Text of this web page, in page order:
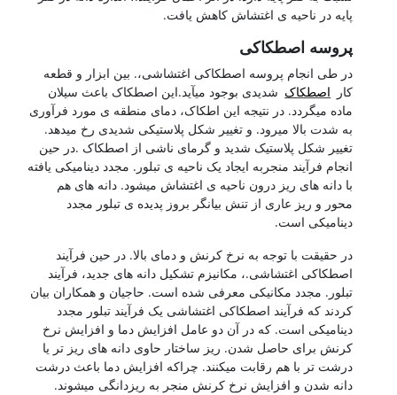
پایه در ناحیه ی اغتشاش کاهش یافت.
پروسه اصطکاکی
در طی انجام پروسه اصطکاکی اغتشاشی،. بین ابزار و قطعه
کار
اصطکاک شدیدی بوجود میآید.این اصطکاک باعث سیلان
ماده میگردد. در نتیجه این اطکاک، دمای منطقه ی مورد فرآوری
به شدت بالا میرود. و تغییر شکل پلاستیکی شدیدی رخ میدهد.
تغییر شکل پلاستیک شدید و گرمای ناشی از اصطکاک .در حین
انجام فرآیند منجربه ایجاد یک ناحیه ی تبلور. مجدد دینامیکی یافته
با دانه های ریز درون ناحیه ی اغتشاش میشود. دانه های هم
محور و ریز عاری از تنش بیانگر بروز پدیده ی تبلور مجدد
دینامیکی است.
در حقیقت با توجه به نرخ کرنش و دمای بالا. در حین فرآیند
اصطکاکی اغتشاشی.، مکانیزم تشکیل دانه های جدید، فرآیند
تبلور. مجدد مکانیکی معرفی شده است. حاجیان و همکاران بیان
کردند که فرآیند اصطکاکی اغتشاشی یک فرآیند تبلور مجدد
دینامیکی است. که در آن دو عامل افزایش دما و افزایش نرخ
کرنش برای حاصل شدن. ریز ساختار حاوی دانه های ریز تر یا
درشت تر با هم رقابت میکنند. چراکه افزایش دما باعث درشت
دانه شدن و افزایش نرخ کرنش منجر به ریزدانگی میشوند.